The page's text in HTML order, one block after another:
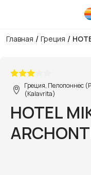
Главная / Греция /
Греция, Пелопоннес
(Kalavrita)
HOTEL